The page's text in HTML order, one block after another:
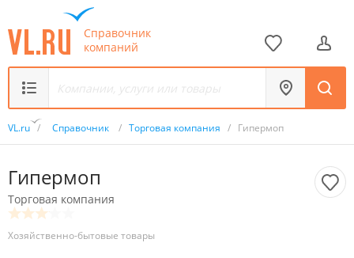
Справочник
компаний
VL.ru / Справочник / Торговая компания / Гипермоп
Гипермоп
Торговая компания
Хозяйственно-бытовые товары